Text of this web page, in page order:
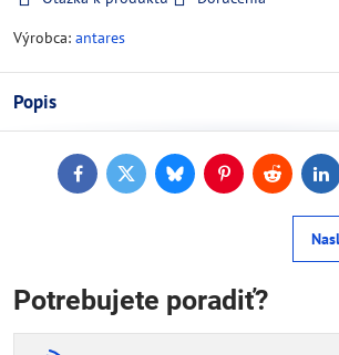
Výrobca: antares
Popis
FacebookTwitterBlueskyPinterestReddit
Potrebujete poradiť?